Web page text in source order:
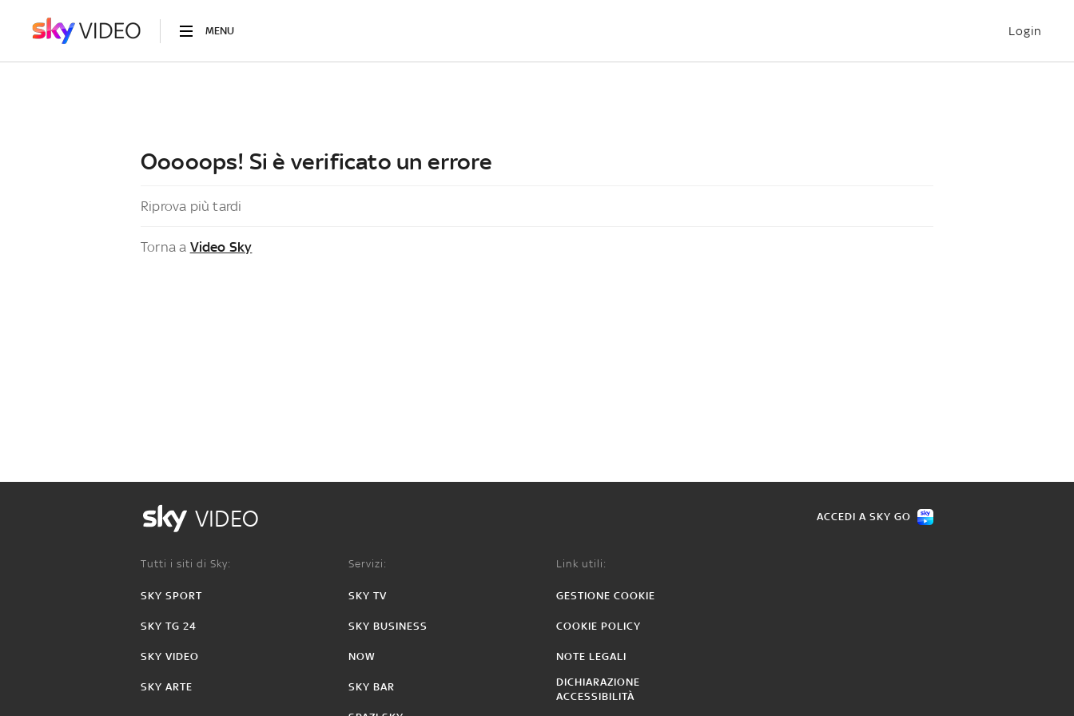
MENU Login
Ooooops! Si è verificato un errore
Riprova più tardi
Torna a Video Sky
VIDEO ACCEDI A SKY GO
Tutti i siti di Sky:
SKY SPORT
SKY TG 24
SKY VIDEO
SKY ARTE
Servizi:
SKY TV
SKY BUSINESS
NOW
SKY BAR
Link utili:
GESTIONE COOKIE
COOKIE POLICY
NOTE LEGALI
DICHIARAZIONE
ACCESSIBILITÀ